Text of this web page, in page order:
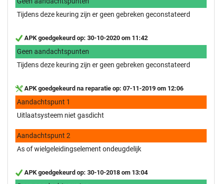
Tijdens deze keuring zijn er geen gebreken geconstateerd
APK goedgekeurd op: 30-10-2020 om 11:42
Geen aandachtspunten
Tijdens deze keuring zijn er geen gebreken geconstateerd
APK goedgekeurd na reparatie op: 07-11-2019 om 12:06
Aandachtspunt 1
Uitlaatsysteem niet gasdicht
Aandachtspunt 2
As of wielgeleidingselement ondeugdelijk
APK goedgekeurd op: 30-10-2018 om 13:04